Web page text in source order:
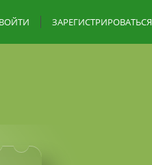
ЗАРЕГИСТРИРОВАТЬСЯ